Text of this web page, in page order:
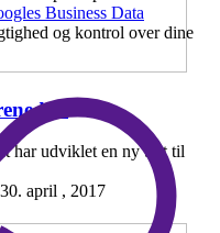
har udviklet en ny test til
april , 2017
Business Data
og kontrol over dine